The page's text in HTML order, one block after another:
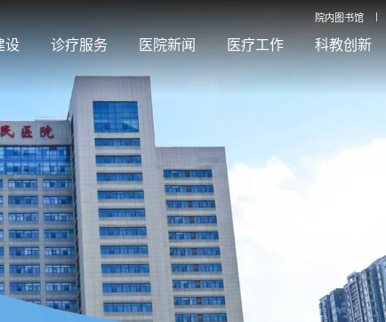
院内图书馆
设 诊疗服务 医院新闻 医疗工作 科教创新